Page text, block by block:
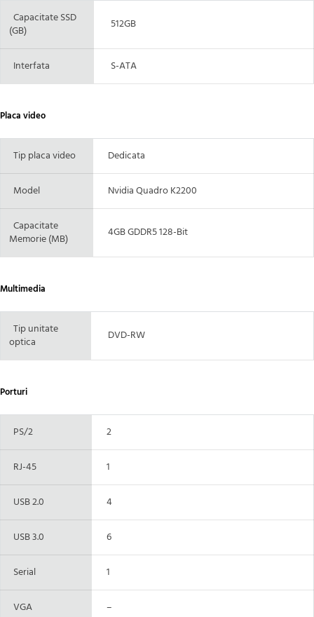
Capacitate SSD
(GB)
512GB
Interfata S-ATA
Placa video
Tip placa video Dedicata
Model Nvidia Quadro K2200
Capacitate
Memorie (MB)
4GB GDDR5 128-Bit
Multimedia
Tip unitate
optica
DVD-RW
Porturi
PS/2 2
RJ-45 1
USB 2.0 4
USB 3.0 6
Serial 1
VGA –